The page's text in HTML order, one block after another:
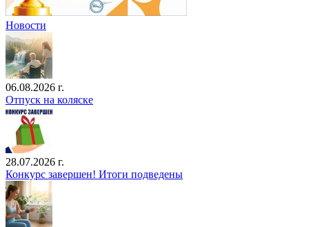
Новости
06.08.2026 г.
Отпуск на коляске
28.07.2026 г.
Конкурс завершен! Итоги подведены